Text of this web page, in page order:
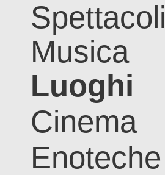
Spettacoli
Musica
Luoghi
Cinema
Enoteche